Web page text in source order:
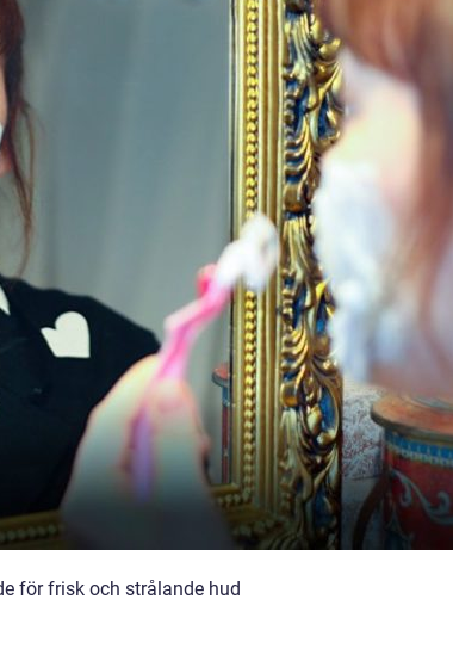
för frisk och strålande hud